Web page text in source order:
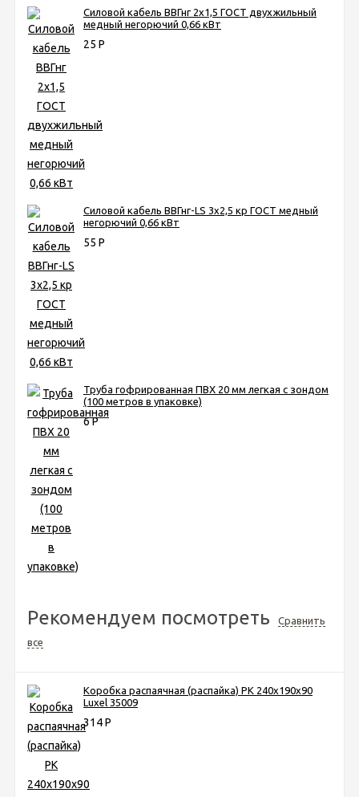
Силовой кабель ВВГнг 2х1,5 ГОСТ двухжильный
медный негорючий 0,66 кВт
25 Р
Силовой кабель ВВГнг-LS 3х2,5 кр ГОСТ медный
негорючий 0,66 кВт
55 Р
Труба гофрированная ПВХ 20 мм легкая с зондом
(100 метров в упаковке)
6Р
Рекомендуем посмотреть
Сравнить
все
Коробка распаячная (распайка) РК 240х190х90
Luxel 35009
314Р